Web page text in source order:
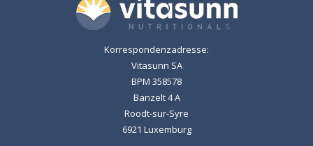
Korrespondenzadresse:
Vitasunn SA
BPM 358578
Banzelt 4 A
Roodt-sur-Syre
6921 Luxemburg